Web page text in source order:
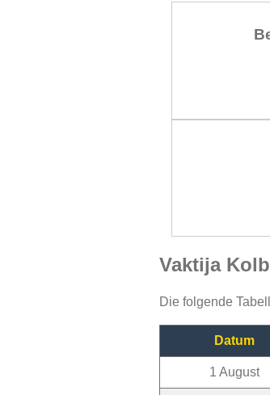
Vaktija
Die folgende
Datum
1 August